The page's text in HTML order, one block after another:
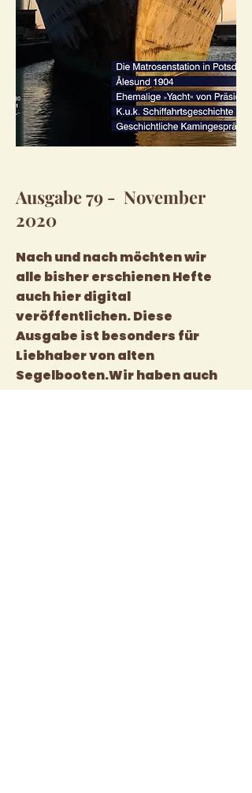
Ausgabe 79 - November
2020
Nach und nach möchten wir
alle bisher erschienen Hefte
auch hier digital
veröffentlichen. Diese
Ausgabe ist besonders für
Liebhaber von alten
Segelbooten.Wir haben auch
noch gedruckte Exemplare!